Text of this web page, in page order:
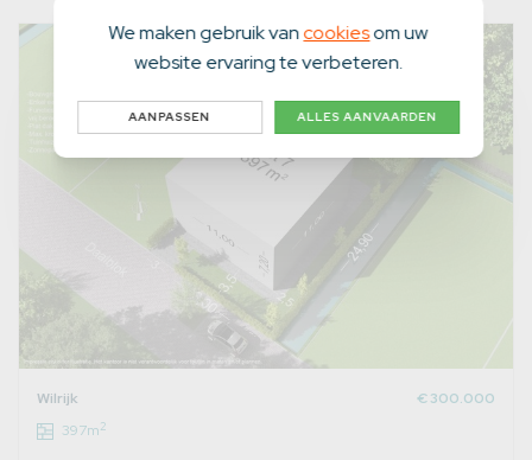
Wilrijk
€ 300.000
397m2
We maken gebruik vancookiesom uw
website ervaring te verbeteren.
AANPASSEN ALLES AANVAARDEN